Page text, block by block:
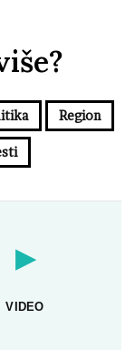
Region
▶
VIDEO